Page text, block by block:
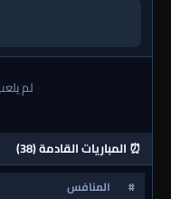
لم
⏰ المباريات القادمة (38)
# المنافس